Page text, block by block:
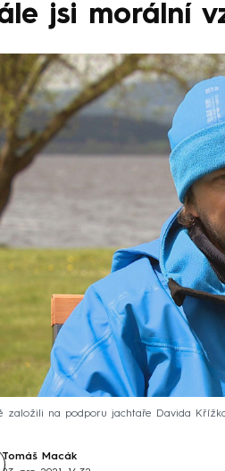
jsi morální
založili na podporu jachtaře Davida
Tomáš Macák